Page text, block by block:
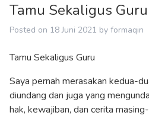
Tamu Sekaligus Guru
Posted on 18 Juni 2021 by formaqin
Tamu Sekaligus Guru
Saya pernah merasakan kedua-
diundang dan juga yang
hak, kewajiban, dan cerita